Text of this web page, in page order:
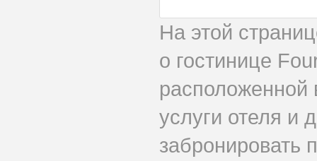
На этой
о гостинице
услуги отеля и
забронировать